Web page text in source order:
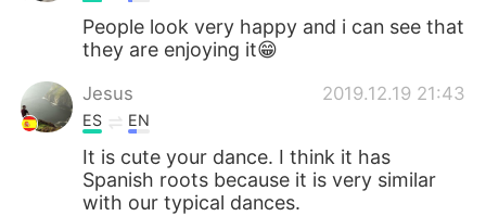
People look very happy and i can see that
they are enjoying it😁
Jesus 2019.12.19 21:43
ES EN
It is cute your dance. I think it has
Spanish roots because it is very similar
with our typical dances.